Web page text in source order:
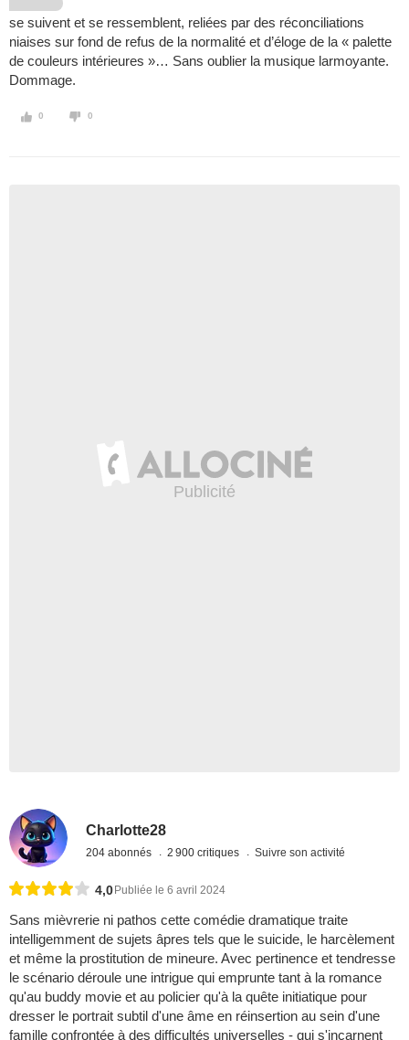
se suivent et se ressemblent, reliées par des réconciliations
niaises sur fond de refus de la normalité et d’éloge de la « palette
de couleurs intérieures »… Sans oublier la musique larmoyante.
Dommage.
0 0
Charlotte28
204 abonnés 2 900 critiques Suivre son activité
4,0 Publiée le 6 avril 2024
Sans mièvrerie ni pathos cette comédie dramatique traite
intelligemment de sujets âpres tels que le suicide, le harcèlement
et même la prostitution de mineure. Avec pertinence et tendresse
le scénario déroule une intrigue qui emprunte tant à la romance
qu'au buddy movie et au policier qu'à la quête initiatique pour
dresser le portrait subtil d'une âme en réinsertion au sein d'une
famille confrontée à des difficultés universelles - qui s'incarnent